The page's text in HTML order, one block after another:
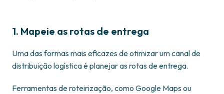
1. Mapeie as rotas de entrega
Uma das formas mais eficazes de otimizar um canal de
distribuição logística é planejar as rotas de entrega.
Ferramentas de roteirização, como Google Maps ou